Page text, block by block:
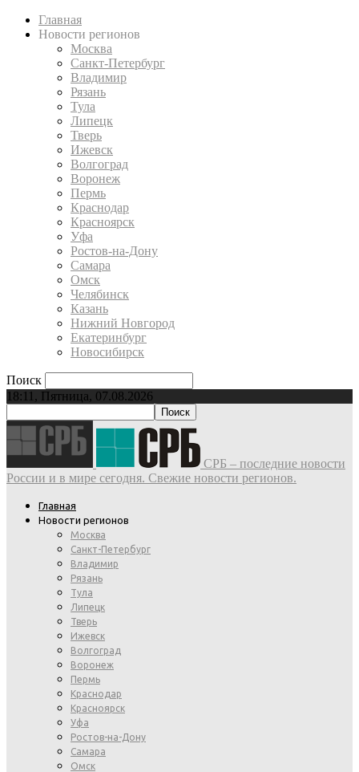
Главная
Новости регионов
Москва
Санкт-Петербург
Владимир
Рязань
Тула
Липецк
Тверь
Ижевск
Волгоград
Воронеж
Пермь
Краснодар
Красноярск
Уфа
Ростов-на-Дону
Самара
Омск
Челябинск
Казань
Нижний Новгород
Екатеринбург
Новосибирск
Поиск
18:11, Пятница, 07.08.2026
СРБ – последние новости
России и в мире сегодня. Свежие новости регионов.
Главная
Новости регионов
Москва
Санкт-Петербург
Владимир
Рязань
Тула
Липецк
Тверь
Ижевск
Волгоград
Воронеж
Пермь
Краснодар
Красноярск
Уфа
Ростов-на-Дону
Самара
Омск